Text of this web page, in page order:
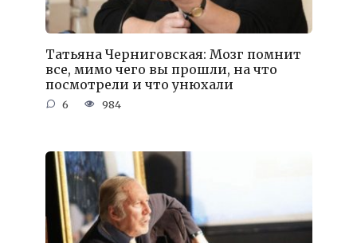
Татьяна Черниговская: Мозг помнит
все, мимо чего вы прошли, на что
посмотрели и что унюхали
6 984